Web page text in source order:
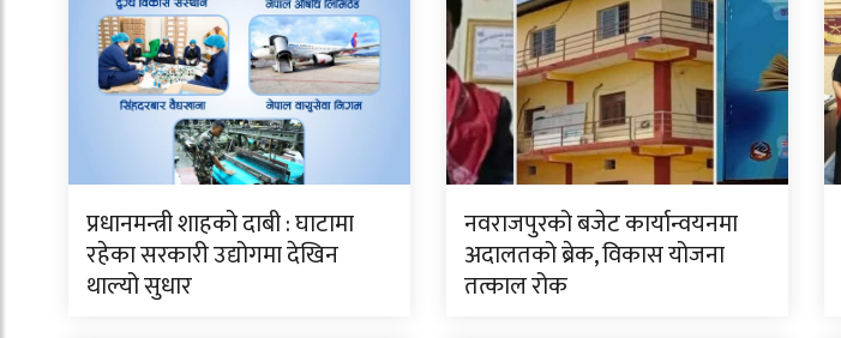
प्रधानमन्त्री शाहको दाबी : घाटामा
रहेका सरकारी उद्योगमा देखिन
थाल्यो सुधार
नवराजपुरको बजेट कार्यान्वयनमा
अदालतको ब्रेक, विकास योजना
तत्काल रोक